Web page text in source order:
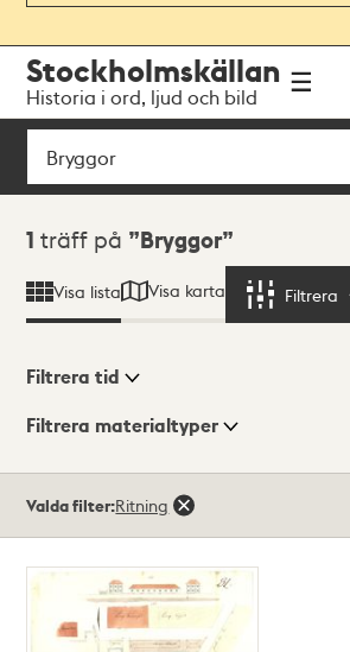
navigationen
huvudinnehållet
Stockholmskällan
Historia i ord, ljud och bild
Sök
Sökresultat
1 träff på Bryggor
Visa lista Visa karta Filtrera
Visningsläge
Filtrera tid
Filtrera materialtyper
träffar
Valda filter:Ritning